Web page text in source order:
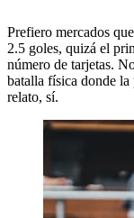
Prefiero mercados
2.5 goles, quizá el
número de tarjetas.
batalla física donde
relato, sí.